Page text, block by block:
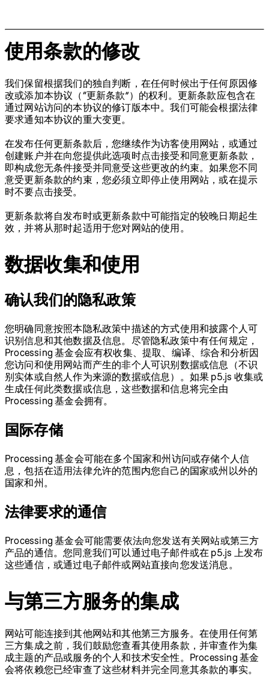
使用条款的修改
我们保留根据我们的独自判断，在任何时候出于任何原因修
改或添加本协议（“更新条款”）的权利。更新条款应包含在
通过网站访问的本协议的修订版本中。我们可能会根据法律
要求通知本协议的重大变更。
在发布任何更新条款后，您继续作为访客使用网站，或通过
创建账户并在向您提供此选项时点击接受和同意更新条款，
即构成您无条件接受并同意受这些更改的约束。如果您不同
意受更新条款的约束，您必须立即停止使用网站，或在提示
时不要点击接受。
更新条款将自发布时或更新条款中可能指定的较晚日期起生
效，并将从那时起适用于您对网站的使用。
数据收集和使用
确认我们的隐私政策
您明确同意按照本隐私政策中描述的方式使用和披露个人可
识别信息和其他数据及信息。尽管隐私政策中有任何规定，
Processing 基金会应有权收集、提取、编译、综合和分析因
您访问和使用网站而产生的非个人可识别数据或信息（不识
别实体或自然人作为来源的数据或信息）。如果 p5.js 收集或
生成任何此类数据或信息，这些数据和信息将完全由
Processing 基金会拥有。
国际存储
Processing 基金会可能在多个国家和州访问或存储个人信
息，包括在适用法律允许的范围内您自己的国家或州以外的
国家和州。
法律要求的通信
Processing 基金会可能需要依法向您发送有关网站或第三方
产品的通信。您同意我们可以通过电子邮件或在 p5.js 上发布
这些通信，或通过电子邮件或网站直接向您发送消息。
与第三方服务的集成
网站可能连接到其他网站和其他第三方服务。在使用任何第
三方集成之前，我们鼓励您查看其使用条款，并审查作为集
成主题的产品或服务的个人和技术安全性。Processing 基金
会将依赖您已经审查了这些材料并完全同意其条款的事实。